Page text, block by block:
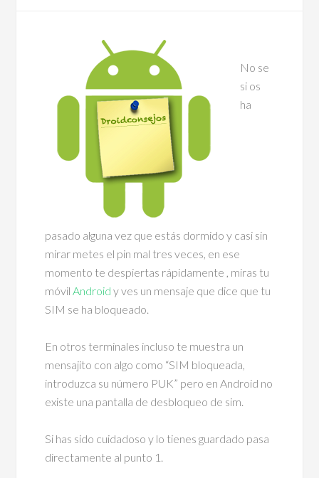
No se
si os
ha
pasado alguna vez que estás dormido y casi sin
mirar metes el pin mal tres veces, en ese
momento te despiertas rápidamente , miras tu
móvilAndroid y ves un mensaje que dice que tu
SIM se ha bloqueado.
En otros terminales incluso te muestra un
mensajito con algo como “SIM bloqueada,
introduzca su número PUK” pero en Android no
existe una pantalla de desbloqueo de sim.
Si has sido cuidadoso y lo tienes guardado pasa
directamente al punto 1.